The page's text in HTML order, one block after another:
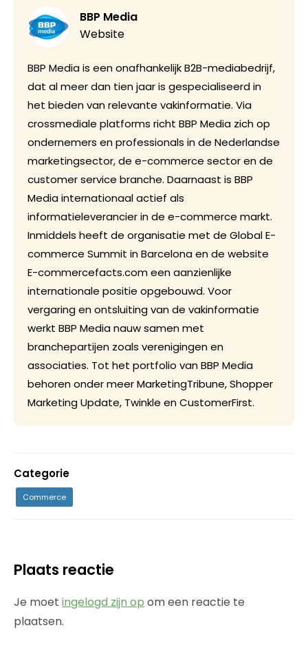
BBP Media
Website
BBP Media is een onafhankelijk B2B-mediabedrijf,
dat al meer dan tien jaar is gespecialiseerd in
het bieden van relevante vakinformatie. Via
crossmediale platforms richt BBP Media zich op
ondernemers en professionals in de Nederlandse
marketingsector, de e-commerce sector en de
customer service branche. Daarnaast is BBP
Media internationaal actief als
informatieleverancier in de e-commerce markt.
Inmiddels heeft de organisatie met de Global E-
commerce Summit in Barcelona en de website
E-commercefacts.com een aanzienlijke
internationale positie opgebouwd. Voor
vergaring en ontsluiting van de vakinformatie
werkt BBP Media nauw samen met
branchepartijen zoals verenigingen en
associaties. Tot het portfolio van BBP Media
behoren onder meer MarketingTribune, Shopper
Marketing Update, Twinkle en CustomerFirst.
Categorie
Commerce
Plaats reactie
Je moet ingelogd zijn op om een reactie te
plaatsen.